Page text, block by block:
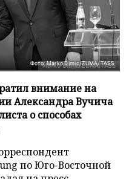
Фото: Marko Dimic/ZUMA/TASS
внимание на
Александра Вучича
о способах
по Юго-Восточной